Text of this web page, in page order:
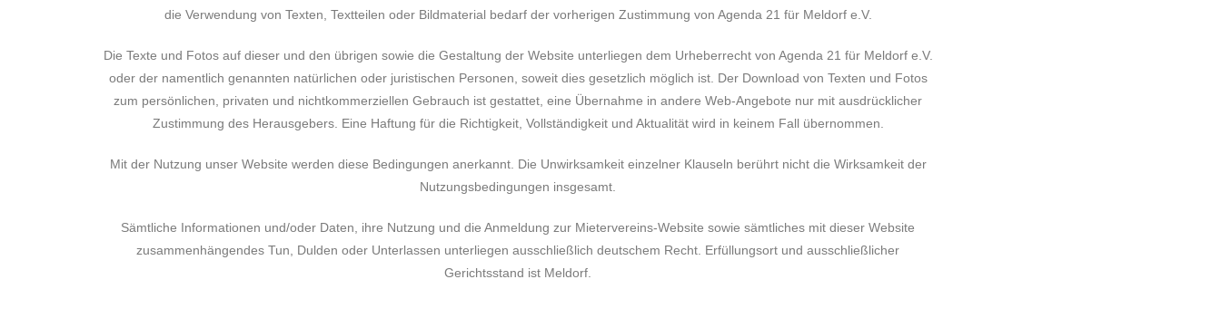
die Verwendung von Texten, Textteilen oder Bildmaterial bedarf der vorherigen Zustimmung von Agenda 21 für Meldorf e.V.
Die Texte und Fotos auf dieser und den übrigen sowie die Gestaltung der Website unterliegen dem Urheberrecht von Agenda 21 für Meldorf e.V.
oder der namentlich genannten natürlichen oder juristischen Personen, soweit dies gesetzlich möglich ist. Der Download von Texten und Fotos
zum persönlichen, privaten und nichtkommerziellen Gebrauch ist gestattet, eine Übernahme in andere Web-Angebote nur mit ausdrücklicher
Zustimmung des Herausgebers. Eine Haftung für die Richtigkeit, Vollständigkeit und Aktualität wird in keinem Fall übernommen.
Mit der Nutzung unser Website werden diese Bedingungen anerkannt. Die Unwirksamkeit einzelner Klauseln berührt nicht die Wirksamkeit der
Nutzungsbedingungen insgesamt.
Sämtliche Informationen und/oder Daten, ihre Nutzung und die Anmeldung zur Mietervereins-Website sowie sämtliches mit dieser Website
zusammenhängendes Tun, Dulden oder Unterlassen unterliegen ausschließlich deutschem Recht. Erfüllungsort und ausschließlicher
Gerichtsstand ist Meldorf.